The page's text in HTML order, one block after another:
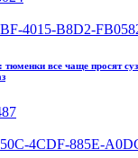
все чаще просят